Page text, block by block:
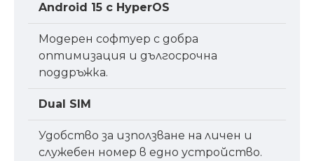
Android 15 с HyperOS
Модерен софтуер с добра
оптимизация и дългосрочна
поддръжка.
Dual SIM
Удобство за използване на личен и
служебен номер в едно устройство.